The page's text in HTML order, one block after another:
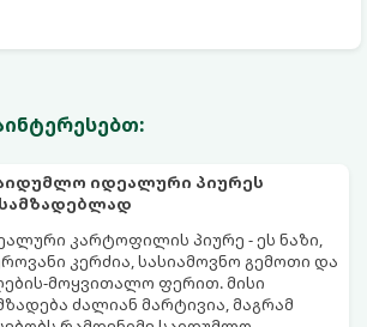
იდეალური პიურეს
კარტოფილის პიურე - ეს ნაზი,
კერძია, სასიამოვნო გემოთი და
მოყვითალო ფერით. მისი
ძალიან მარტივია, მაგრამ